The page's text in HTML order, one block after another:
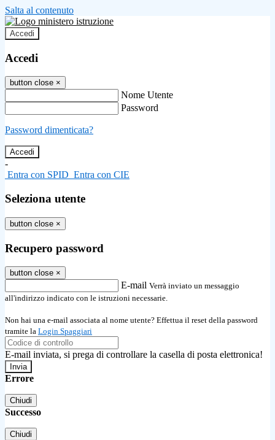
Salta al contenuto
Accedi
Accedi
button close ×
Nome Utente
Password
Password dimenticata?
-
Entra con SPID Entra con CIE
Seleziona utente
button close ×
Recupero password
button close ×
E-mail Verrà inviato un messaggio
all'indirizzo indicato con le istruzioni necessarie.
Non hai una e-mail associata al nome utente? Effettua il reset della password
tramite la Login Spaggiari
E-mail inviata, si prega di controllare la casella di posta elettronica!
Errore
Chiudi
Successo
Chiudi